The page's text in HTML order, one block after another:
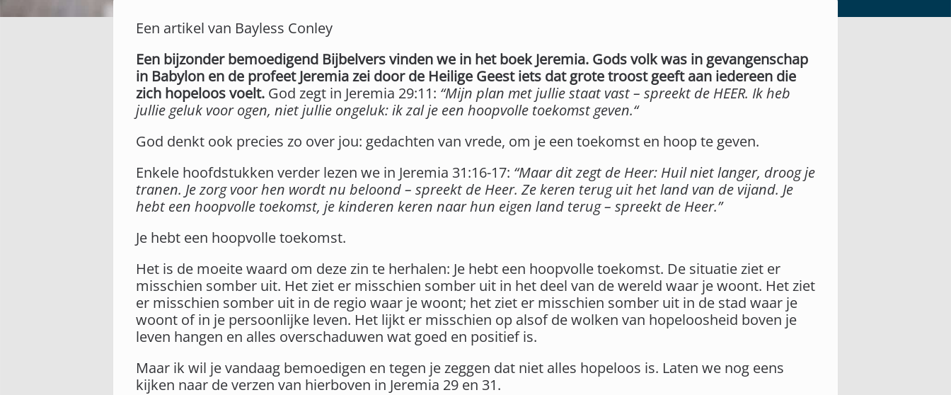
Een artikel van Bayless Conley
Een bijzonder bemoedigend Bijbelvers vinden we in het boek Jeremia. Gods volk was in gevangenschap
in Babylon en de profeet Jeremia zei door de Heilige Geest iets dat grote troost geeft aan iedereen die
zich hopeloos voelt. God zegt in Jeremia 29:11: “Mijn plan met jullie staat vast – spreekt de HEER. Ik heb
jullie geluk voor ogen, niet jullie ongeluk: ik zal je een hoopvolle toekomst geven.“
God denkt ook precies zo over jou: gedachten van vrede, om je een toekomst en hoop te geven.
Enkele hoofdstukken verder lezen we in Jeremia 31:16-17: “Maar dit zegt de Heer: Huil niet langer, droog je
tranen. Je zorg voor hen wordt nu beloond – spreekt de Heer. Ze keren terug uit het land van de vijand. Je
hebt een hoopvolle toekomst, je kinderen keren naar hun eigen land terug – spreekt de Heer.”
Je hebt een hoopvolle toekomst.
Het is de moeite waard om deze zin te herhalen: Je hebt een hoopvolle toekomst. De situatie ziet er
misschien somber uit. Het ziet er misschien somber uit in het deel van de wereld waar je woont. Het ziet
er misschien somber uit in de regio waar je woont; het ziet er misschien somber uit in de stad waar je
woont of in je persoonlijke leven. Het lijkt er misschien op alsof de wolken van hopeloosheid boven je
leven hangen en alles overschaduwen wat goed en positief is.
Maar ik wil je vandaag bemoedigen en tegen je zeggen dat niet alles hopeloos is. Laten we nog eens
kijken naar de verzen van hierboven in Jeremia 29 en 31.